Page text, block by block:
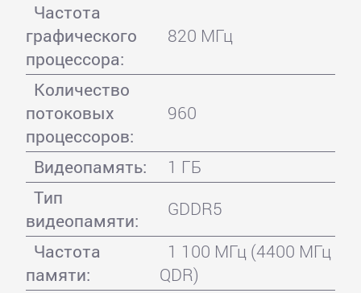
Частота
графического
процессора:
820 МГц
Количество
потоковых
процессоров:
960
Видеопамять:
1 ГБ
Тип
видеопамяти:
GDDR5
Частота
памяти:
1 100 МГц (4400 МГц
QDR)